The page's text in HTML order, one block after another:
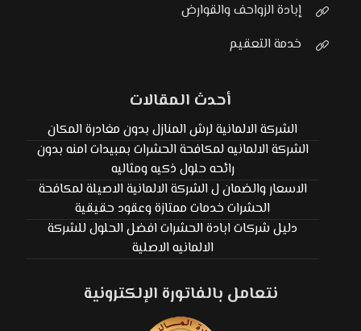
إبادة الزواحف والقوارض
خدمة التعقيم
أحدث المقالات
الشركة الالمانية لرش المنازل بدون مغادرة المكان
الشركة الالمانيه لمكافحة الحشرات بمبيدات امنه بدون
رائحه حلول ذكيه ومثاليه
الاسعار والضمان ل الشركة الالمانية الاصيلة لمكافحة
الحشرات خدمات ممتازة وعقود حقيقية
دليل شركات ابادة الحشرات افضل الحلول للشركة
الالمانيه الاصلية
نتعامل بالفاتورة الإلكترونية